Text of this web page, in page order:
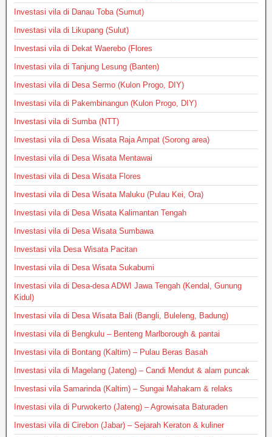
Investasi vila di Danau Toba (Sumut)
Investasi vila di Likupang (Sulut)
Investasi vila di Dekat Waerebo (Flores
Investasi vila di Tanjung Lesung (Banten)
Investasi vila di Desa Sermo (Kulon Progo, DIY)
Investasi vila di Pakembinangun (Kulon Progo, DIY)
Investasi vila di Sumba (NTT)
Investasi vila di Desa Wisata Raja Ampat (Sorong area)
Investasi vila di Desa Wisata Mentawai
Investasi vila di Desa Wisata Flores
Investasi vila di Desa Wisata Maluku (Pulau Kei, Ora)
Investasi vila di Desa Wisata Kalimantan Tengah
Investasi vila di Desa Wisata Sumbawa
Investasi vila Desa Wisata Pacitan
Investasi vila di Desa Wisata Sukabumi
Investasi vila di Desa-desa ADWI Jawa Tengah (Kendal, Gunung
Kidul)
Investasi vila di Desa Wisata Bali (Bangli, Buleleng, Badung)
Investasi vila di Bengkulu – Benteng Marlborough & pantai
Investasi vila di Bontang (Kaltim) – Pulau Beras Basah
Investasi vila di Magelang (Jateng) – Candi Mendut & alam puncak
Investasi vila Samarinda (Kaltim) – Sungai Mahakam & relaks
Investasi vila di Purwokerto (Jateng) – Agrowisata Baturaden
Investasi vila di Cirebon (Jabar) – Sejarah Keraton & kuliner